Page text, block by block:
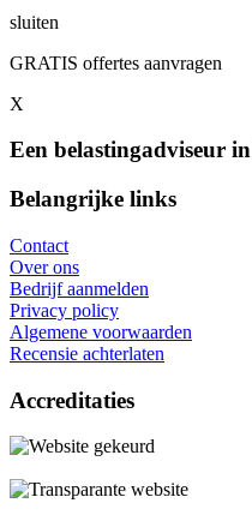
sluiten
GRATIS offertes aanvragen
X
Een belastingadviseur
Belangrijke links
Contact
Over ons
Bedrijf aanmelden
Privacy policy
Algemene voorwaarden
Recensie achterlaten
Accreditaties